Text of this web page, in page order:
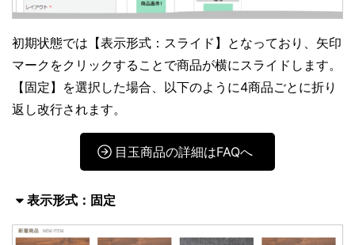
初期状態では【表示形式：スライド】となっており、矢印
マークをクリックすることで商品が横にスライドします。
【固定】を選択した場合、以下のように4商品ごとに折り
返し改行されます。
目玉商品の詳細はFAQへ
表示形式：固定